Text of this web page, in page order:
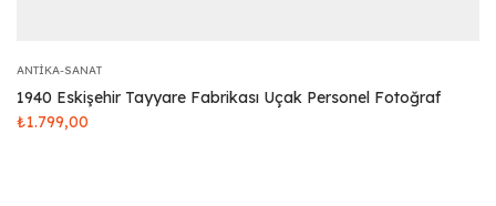
ANTIKA-SANAT
1940 Eskişehir Tayyare Fabrikası Uçak Personel Fotoğraf
₺1.799,00